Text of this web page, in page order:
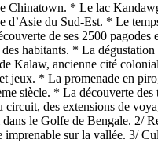
Chinatown. * Le lac
d’Asie du Sud-Est. * Le
de ses 2500
habitants. * La
Kalaw, ancienne cité
jeux. * La promenade en
siècle. * La découverte
des extensions de
le Golfe de Bengale. 2/
sur la vallée. 3/